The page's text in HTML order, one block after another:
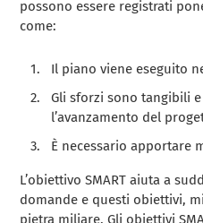
possono essere registrati
come:
Il piano viene eseguito
Gli sforzi sono tangibili
l’avanzamento del
È necessario apportare
L’obiettivo SMART aiuta a
domande e questi obiettivi,
pietra miliare. Gli obiettivi